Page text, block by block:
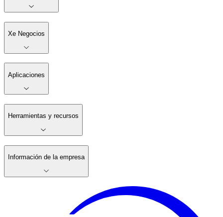
Xe Negocios
Aplicaciones
Herramientas y recursos
Información de la empresa